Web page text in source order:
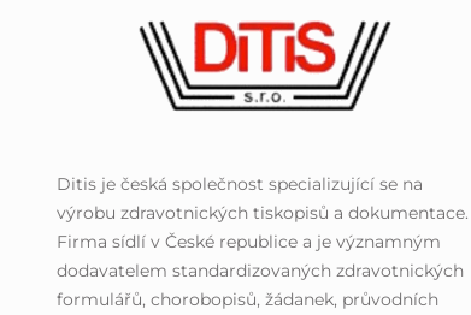
Ditis je česká společnost specializující se na
výrobu zdravotnických tiskopisů a dokumentace.
Firma sídlí v České republice a je významným
dodavatelem standardizovaných zdravotnických
formulářů, chorobopisů, žádanek, průvodních